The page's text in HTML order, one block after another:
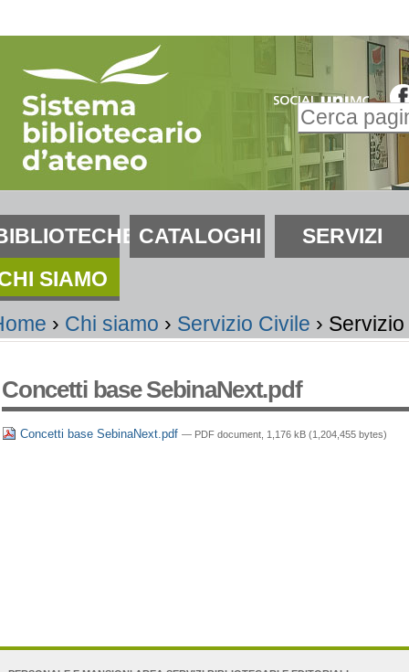
Inserire il
Ricerca
avanzata…
CATALOGHI
SERVIZI
SIAMO
› Chi siamo › Servizio Civile ›
Concetti base SebinaNext.pdf
Concetti base SebinaNext.pdf— PDF document, 1,176 kB (1,204,455 bytes)